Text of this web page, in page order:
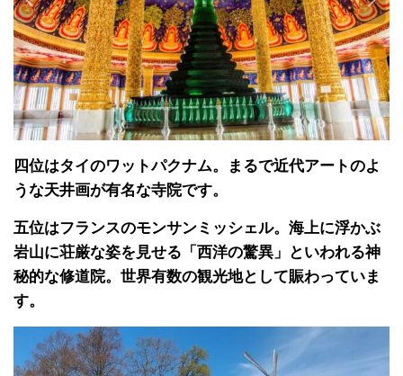
四位はタイのワットパクナム。まるで近代アートのよ
うな天井画が有名な寺院です。
五位はフランスのモンサンミッシェル。海上に浮かぶ
岩山に荘厳な姿を見せる「西洋の驚異」といわれる神
秘的な修道院。世界有数の観光地として賑わっていま
す。